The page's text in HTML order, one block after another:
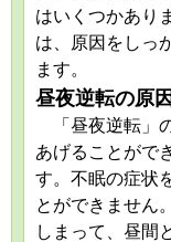
はいくつかあり
は、原因をしっ
ます。
昼夜逆転の原
「昼夜逆転」
あげることがで
す。不眠の症状
とができません
しまって、昼間